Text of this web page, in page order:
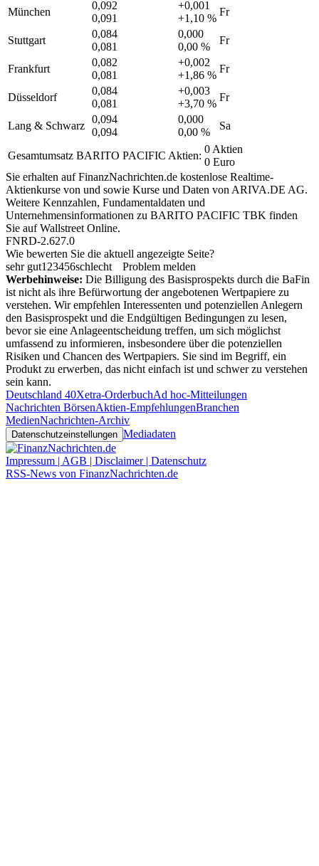
München
0,092
0,091
+0,001
+1,10 %
Fr
Stuttgart
0,084
0,081
0,000
0,00 %
Fr
Frankfurt
0,082
0,081
+0,002
+1,86 %
Fr
Düsseldorf
0,084
0,081
+0,003
+3,70 %
Fr
Lang & Schwarz
0,094
0,094
0,000
0,00 %
Sa
Gesamtumsatz BARITO PACIFIC Aktien:
0 Aktien
0 Euro
Sie erhalten auf FinanzNachrichten.de kostenlose Realtime-
Aktienkurse von und sowie Kurse und Daten von ARIVA.DE AG.
Weitere Kennzahlen, Fundamentaldaten und
Unternehmensinformationen zu BARITO PACIFIC TBK finden
Sie aufWallstreet Online.
FNRD-2.627.0
Wie bewerten Sie die aktuell angezeigte Seite?
sehr gut1 23456schlecht
Problem melden
Werbehinweise: Die Billigung des Basisprospekts durch die BaFin
ist nicht als ihre Befürwortung der angebotenen Wertpapiere zu
verstehen. Wir empfehlen Interessenten und potenziellen Anlegern
den Basisprospekt und die Endgültigen Bedingungen zu lesen,
bevor sie eine Anlageentscheidung treffen, um sich möglichst
umfassend zu informieren, insbesondere über die potenziellen
Risiken und Chancen des Wertpapiers. Sie sind im Begriff, ein
Produkt zu erwerben, das nicht einfach ist und schwer zu verstehen
sein kann.
Deutschland 40Xetra-OrderbuchAd hoc-Mitteilungen
Nachrichten BörsenAktien-EmpfehlungenBranchen
MedienNachrichten-Archiv
Datenschutzeinstellungen Mediadaten
Impressum | AGB | Disclaimer | Datenschutz
RSS-News von FinanzNachrichten.de